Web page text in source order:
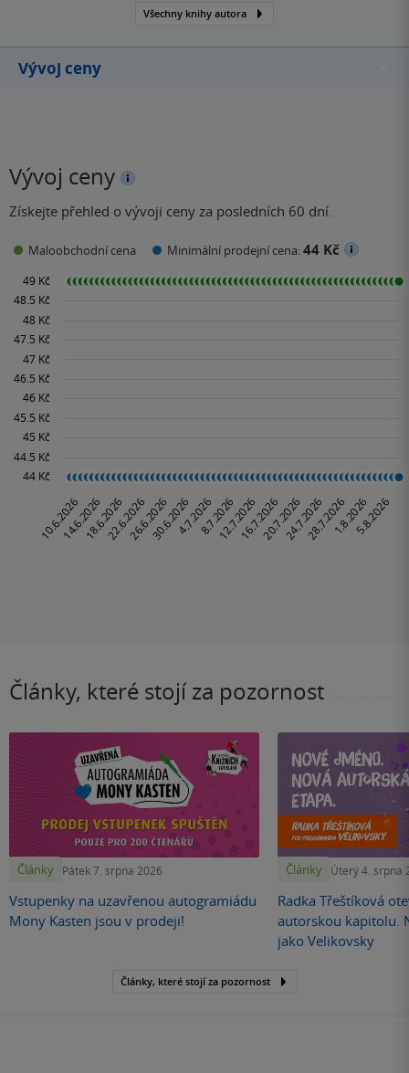
Všechny knihy autora
Vývoj ceny
Vývoj ceny
Získejte přehled o vývoji ceny za posledních 60 dní.
Maloobchodní cena Minimální prodejní cena:44 Kč
Články, které stojí za pozornost
Články Pátek 7. srpna 2026
Vstupenky na uzavřenou autogramiádu
Mony Kasten jsou v prodeji!
Články Úterý 4. srpna
Radka Třeštíková
autorskou kapitolu.
jako Velikovsky
Články, které stojí za pozornost